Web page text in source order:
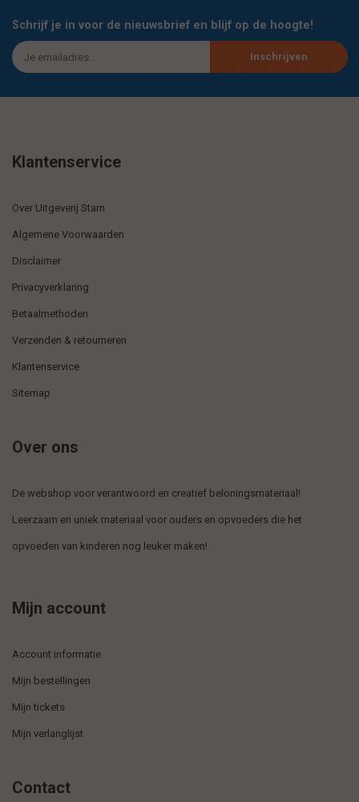
Schrijf je in voor de nieuwsbrief en blijf op de hoogte!
Inschrijven
Klantenservice
Over Uitgeverij Stam
Algemene Voorwaarden
Disclaimer
Privacyverklaring
Betaalmethoden
Verzenden & retourneren
Klantenservice
Sitemap
Over ons
De webshop voor verantwoord en creatief beloningsmateriaal!
Leerzaam en uniek materiaal voor ouders en opvoeders die het
opvoeden van kinderen nog leuker maken!
Mijn account
Account informatie
Mijn bestellingen
Mijn tickets
Mijn verlanglijst
Contact